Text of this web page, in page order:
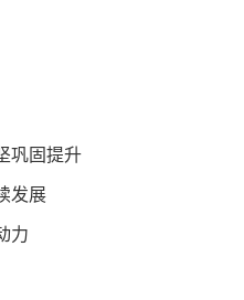
巩固提升
发展
力